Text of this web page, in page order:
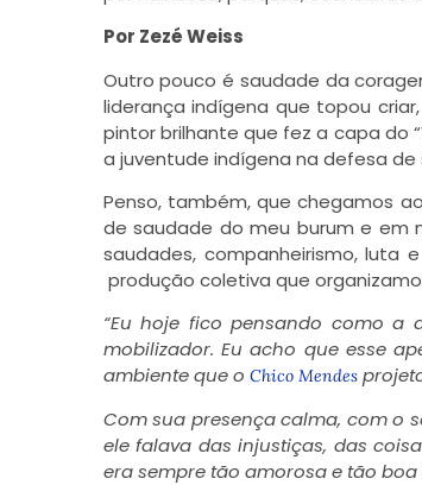
Por Zezé Weiss
Outro pouco é saudade da
liderança indígena que topou
pintor brilhante que fez a capa do
a juventude indígena na defesa
Penso, também, que chegamos
de saudade do meu burum e em
saudades, companheirismo, luta
produção coletiva que
“Eu hoje fico pensando como
mobilizador. Eu acho que esse
ambiente que o Chico Mendes
Com sua presença calma, com o
ele falava das injustiças, das
era sempre tão amorosa e tão